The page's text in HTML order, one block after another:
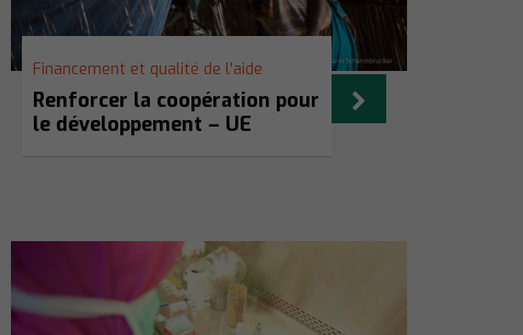
Financement et qualité de l'aide
Renforcer la coopération pour
le développement – UE